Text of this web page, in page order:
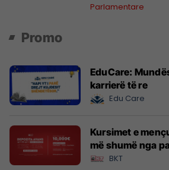
tani?​
Parlamentare
Promo
EduCare:
karrierë të re
Edu Care
Kursimet e
më shumë nga
BKT